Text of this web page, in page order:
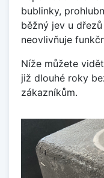
bublinky,
běžný jev u
neovlivňuje
Níže můžete
již dlouhé roky
zákazníkům.